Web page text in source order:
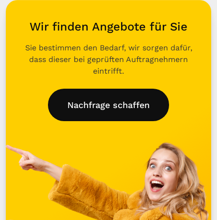
Wir finden Angebote für Sie
Sie bestimmen den Bedarf, wir sorgen dafür,
dass dieser bei geprüften Auftragnehmern
eintrifft.
Nachfrage schaffen